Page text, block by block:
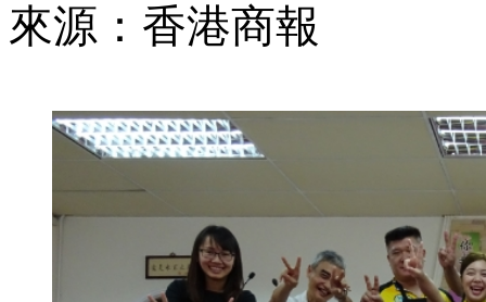
來源：香港商報